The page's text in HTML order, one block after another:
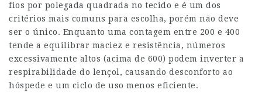
fios por polegada quadrada no tecido e é um dos
critérios mais comuns para escolha, porém não deve
ser o único. Enquanto uma contagem entre 200 e 400
tende a equilibrar maciez e resistência, números
excessivamente altos (acima de 600) podem inverter a
respirabilidade do lençol, causando desconforto ao
hóspede e um ciclo de uso menos eficiente.